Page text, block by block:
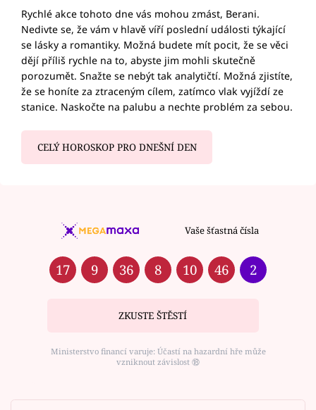
Rychlé akce tohoto dne vás mohou zmást, Berani.
Nedivte se, že vám v hlavě víří poslední události týkající
se lásky a romantiky. Možná budete mít pocit, že se věci
dějí příliš rychle na to, abyste jim mohli skutečně
porozumět. Snažte se nebýt tak analytičtí. Možná zjistíte,
že se honíte za ztraceným cílem, zatímco vlak vyjíždí ze
stanice. Naskočte na palubu a nechte problém za sebou.
CELÝ HOROSKOP PRO DNEŠNÍ DEN
Vaše šťastná čísla
17 9 36 8 10 46 2
ZKUSTE ŠTĚSTÍ
Ministerstvo financí varuje: Účastí na hazardní hře může
vzniknout závislost ⑱